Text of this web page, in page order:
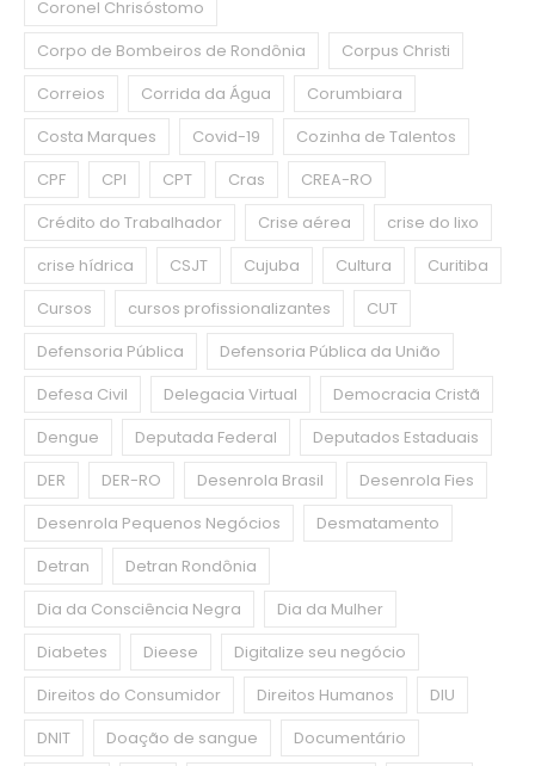
Coronel Chrisóstomo
Corpo de Bombeiros de Rondônia
Corpus Christi
Correios
Corrida da Água
Corumbiara
Costa Marques
Covid-19
Cozinha de Talentos
CPF
CPI CPT Cras
CREA-RO
Crédito do Trabalhador
Crise aérea
crise do lixo
crise hídrica
CSJT Cujuba Cultura
Curitiba
Cursos
cursos profissionalizantes
CUT
Defensoria Pública
Defensoria Pública da União
Defesa Civil
Delegacia Virtual
Democracia Cristã
Dengue
Deputada Federal
Deputados Estaduais
DER
DER-RO Desenrola Brasil
Desenrola Fies
Desenrola Pequenos Negócios
Desmatamento
Detran
Detran Rondônia
Dia da Consciência Negra
Dia da Mulher
Diabetes
Dieese
Digitalize seu negócio
Direitos do Consumidor
Direitos Humanos
DIU
DNIT
Doação de sangue
Documentário